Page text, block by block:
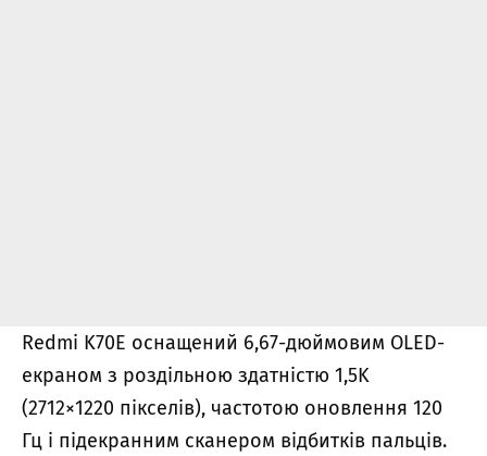
Redmi K70E оснащений 6,67-дюймовим OLED-
екраном з роздільною здатністю 1,5K
(2712×1220 пікселів), частотою оновлення 120
Гц і підекранним сканером відбитків пальців.